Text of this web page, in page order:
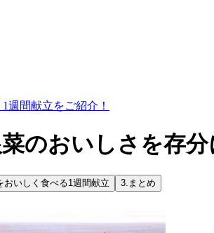
週間献立をご紹介！
のおいしさを存
いしく食べる1週間献立 3. まとめ